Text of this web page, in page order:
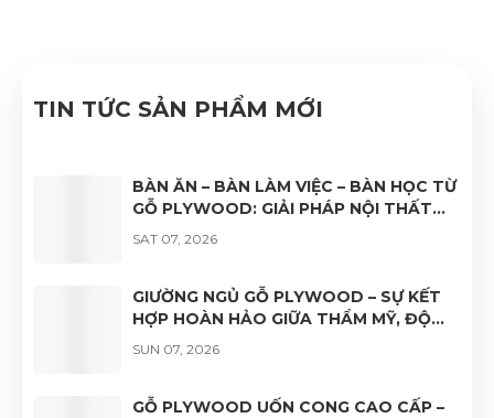
TIN TỨC SẢN PHẨM MỚI
BÀN ĂN – BÀN LÀM VIỆC – BÀN HỌC TỪ
GỖ PLYWOOD: GIẢI PHÁP NỘI THẤT
BỀN ĐẸP, HIỆN ĐẠI VÀ ĐA DẠNG ỨNG
DỤNG
SAT 07, 2026
GIƯỜNG NGỦ GỖ PLYWOOD – SỰ KẾT
HỢP HOÀN HẢO GIỮA THẨM MỸ, ĐỘ
BỀN VÀ TÍNH ỨNG DỤNG
SUN 07, 2026
GỖ PLYWOOD UỐN CONG CAO CẤP –